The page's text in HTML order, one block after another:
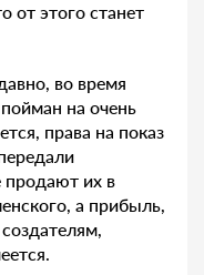
от этого станет
во время
на очень
права на показ
продают их в
а прибыль,